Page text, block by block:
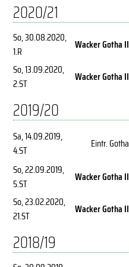
2020/21
So, 30.08.2020,
1.R
Wacker Gotha II
So, 13.09.2020,
2.ST
Wacker Gotha II
2019/20
Sa, 14.09.2019,
4.ST
Eintr. Gotha
So, 22.09.2019,
5.ST
Wacker Gotha II
So, 23.02.2020,
21.ST
Wacker Gotha II
2018/19